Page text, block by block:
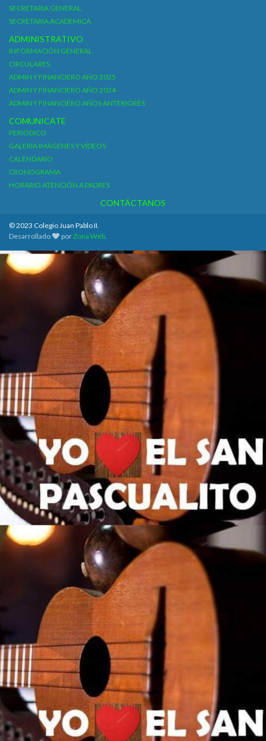
SECRETARIA GENERAL
SECRETARIA ACADEMICA
ADMINISTRATIVO
INFORMACIÓN GENERAL
CIRCULARES
ADMIN Y FINANCIERO AÑO 2025
ADMIN Y FINANCIERO AÑO 2024
ADMIN Y FINANCIERO AÑOS ANTERIORES
COMUNICATE
PERIÓDICO
GALERÍA IMÁGENES Y VÍDEOS
CALENDARIO
CRONOGRAMA
HORARIO ATENCIÓN A PADRES
CONTÁCTANOS
© 2023 Colegio Juan Pablo II.
Desarrollado
por Zona Web